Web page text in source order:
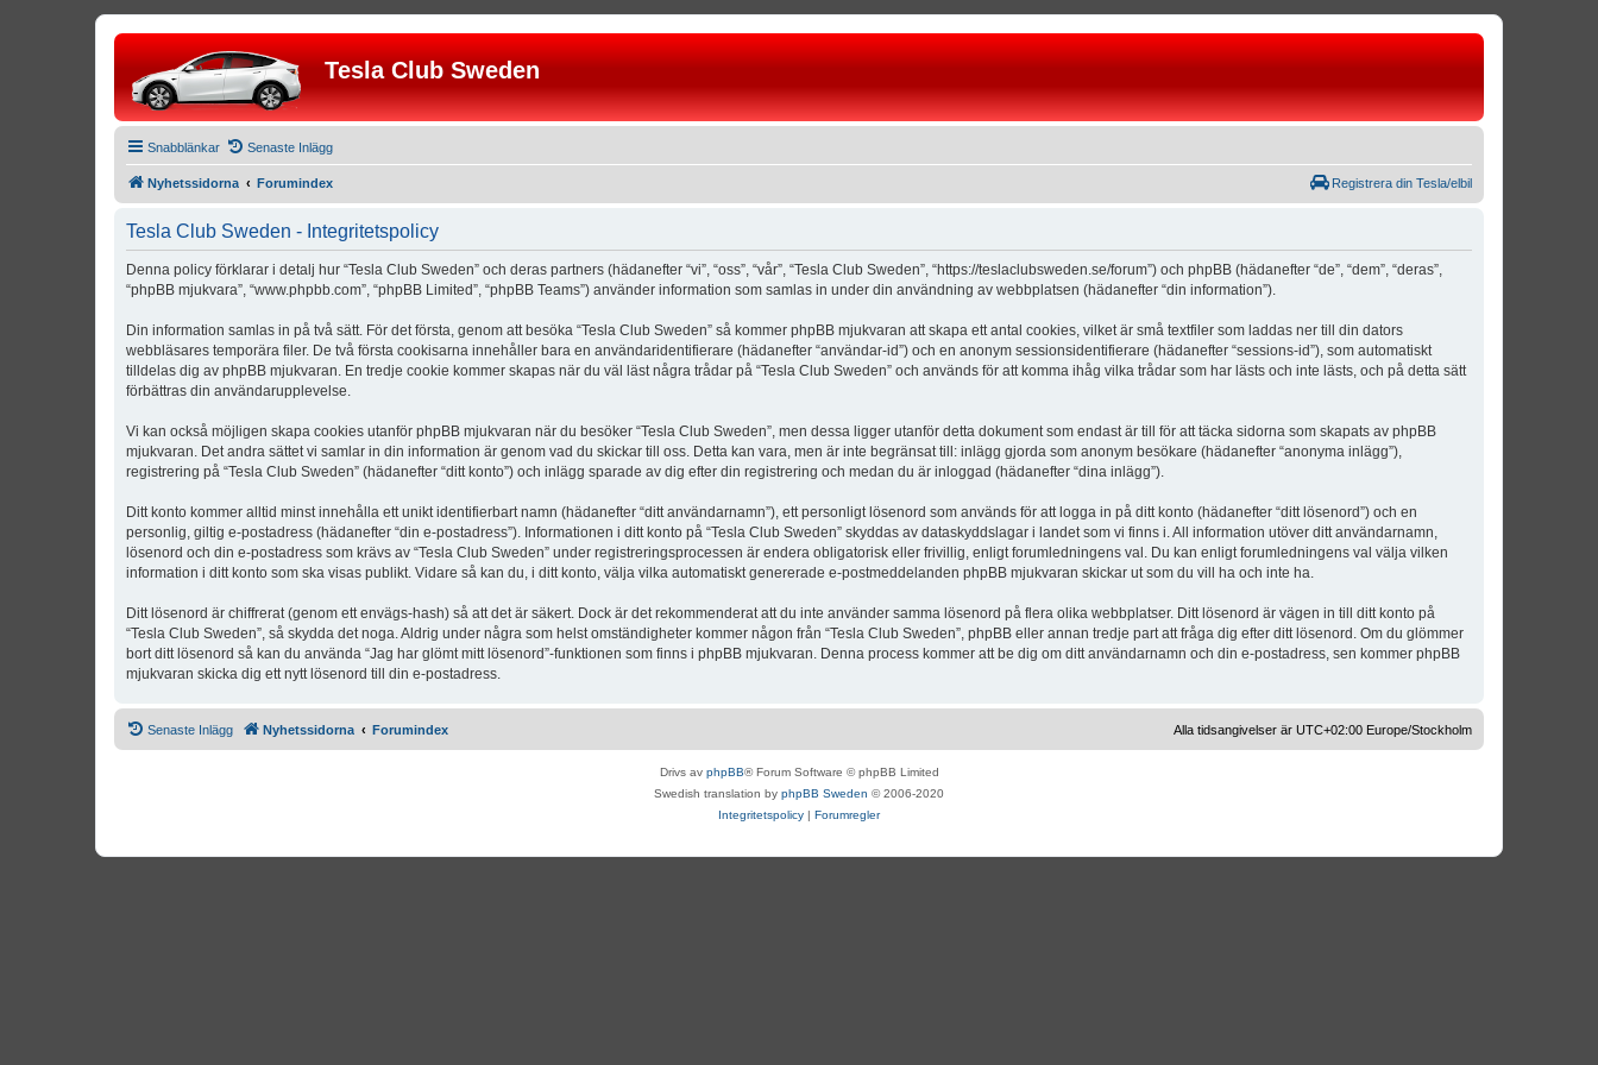
Tesla Club Sweden
Snabblänkar Senaste Inlägg
Nyhetssidorna Forumindex Registrera din Tesla/elbil
Tesla Club Sweden - Integritetspolicy
Denna policy förklarar i detalj hur “Tesla Club Sweden” och deras partners (hädanefter “vi”, “oss”, “vår”, “Tesla Club Sweden”, “https://teslaclubsweden.se/forum”) och phpBB (hädanefter “de”, “dem”, “deras”,
“phpBB mjukvara”, “www.phpbb.com”, “phpBB Limited”, “phpBB Teams”) använder information som samlas in under din användning av webbplatsen (hädanefter “din information”).
Din information samlas in på två sätt. För det första, genom att besöka “Tesla Club Sweden” så kommer phpBB mjukvaran att skapa ett antal cookies, vilket är små textfiler som laddas ner till din dators
webbläsares temporära filer. De två första cookisarna innehåller bara en användaridentifierare (hädanefter “användar-id”) och en anonym sessionsidentifierare (hädanefter “sessions-id”), som automatiskt
tilldelas dig av phpBB mjukvaran. En tredje cookie kommer skapas när du väl läst några trådar på “Tesla Club Sweden” och används för att komma ihåg vilka trådar som har lästs och inte lästs, och på detta sätt
förbättras din användarupplevelse.
Vi kan också möjligen skapa cookies utanför phpBB mjukvaran när du besöker “Tesla Club Sweden”, men dessa ligger utanför detta dokument som endast är till för att täcka sidorna som skapats av phpBB
mjukvaran. Det andra sättet vi samlar in din information är genom vad du skickar till oss. Detta kan vara, men är inte begränsat till: inlägg gjorda som anonym besökare (hädanefter “anonyma inlägg”),
registrering på “Tesla Club Sweden” (hädanefter “ditt konto”) och inlägg sparade av dig efter din registrering och medan du är inloggad (hädanefter “dina inlägg”).
Ditt konto kommer alltid minst innehålla ett unikt identifierbart namn (hädanefter “ditt användarnamn”), ett personligt lösenord som används för att logga in på ditt konto (hädanefter “ditt lösenord”) och en
personlig, giltig e-postadress (hädanefter “din e-postadress”). Informationen i ditt konto på “Tesla Club Sweden” skyddas av dataskyddslagar i landet som vi finns i. All information utöver ditt användarnamn,
lösenord och din e-postadress som krävs av “Tesla Club Sweden” under registreringsprocessen är endera obligatorisk eller frivillig, enligt forumledningens val. Du kan enligt forumledningens val välja vilken
information i ditt konto som ska visas publikt. Vidare så kan du, i ditt konto, välja vilka automatiskt genererade e-postmeddelanden phpBB mjukvaran skickar ut som du vill ha och inte ha.
Ditt lösenord är chiffrerat (genom ett envägs-hash) så att det är säkert. Dock är det rekommenderat att du inte använder samma lösenord på flera olika webbplatser. Ditt lösenord är vägen in till ditt konto på
“Tesla Club Sweden”, så skydda det noga. Aldrig under några som helst omständigheter kommer någon från “Tesla Club Sweden”, phpBB eller annan tredje part att fråga dig efter ditt lösenord. Om du glömmer
bort ditt lösenord så kan du använda “Jag har glömt mitt lösenord”-funktionen som finns i phpBB mjukvaran. Denna process kommer att be dig om ditt användarnamn och din e-postadress, sen kommer phpBB
mjukvaran skicka dig ett nytt lösenord till din e-postadress.
Senaste Inlägg Nyhetssidorna Forumindex Alla tidsangivelser är UTC+02:00 Europe/Stockholm
Drivs av phpBB® Forum Software © phpBB Limited
Swedish translation by phpBB Sweden © 2006-2020
Integritetspolicy | Forumregler